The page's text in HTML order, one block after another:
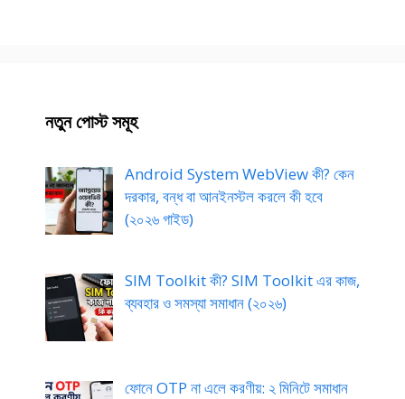
নতুন পোস্ট সমূহ
Android System WebView কী? কেন
দরকার, বন্ধ বা আনইনস্টল করলে কী হবে
(২০২৬ গাইড)
SIM Toolkit কী? SIM Toolkit এর কাজ,
ব্যবহার ও সমস্যা সমাধান (২০২৬)
ফোনে OTP না এলে করণীয়: ২ মিনিটে সমাধান